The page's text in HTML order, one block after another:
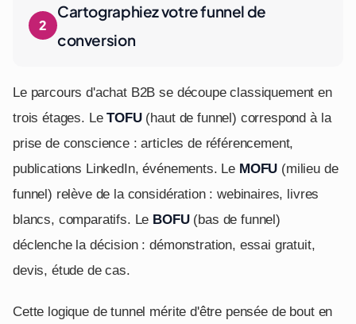
Cartographiez votre funnel de
conversion
Le parcours d'achat B2B se découpe classiquement en
trois étages. LeTOFU(haut de funnel) correspond à la
prise de conscience : articles de référencement,
publications LinkedIn, événements. Le MOFU (milieu de
funnel) relève de la considération : webinaires, livres
blancs, comparatifs. Le BOFU(bas de funnel)
déclenche la décision : démonstration, essai gratuit,
devis, étude de cas.
Cette logique de tunnel mérite d'être pensée de bout en